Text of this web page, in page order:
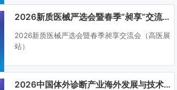
2026新质医械严选会暨春季“昶享”交流会（高医展站）
2026新质医械严选会暨春季昶享交流会（高医展
站）
2026中国体外诊断产业海外发展与技术创新大会